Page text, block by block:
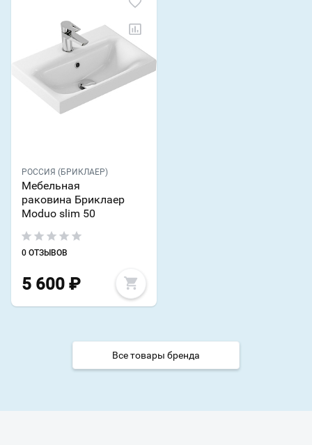
РОССИЯ (БРИКЛАЕР)
Мебельная
раковина Бриклаер
Moduo slim 50
0 ОТЗЫВОВ
5 600 ₽
Все товары бренда